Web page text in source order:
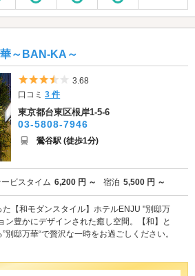
～BAN-KA～
5つ星のうち3.5
3.68
口コミ3 件
東京都台東区根岸1-5-6
03-5808-7946
鶯谷駅 (徒歩1分)
ビスタイム 6,200 円 ～ 宿泊 5,500 円 ～
【和モダンスタイル】ホテルENJU "別邸万
ン豊かにデザインされた癒し空間。【和】と
別邸万華“で贅沢な一時をお過ごしください。